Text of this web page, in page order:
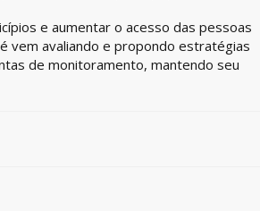
e aumentar o acesso das pessoas
vem avaliando e propondo estratégias
de monitoramento, mantendo seu